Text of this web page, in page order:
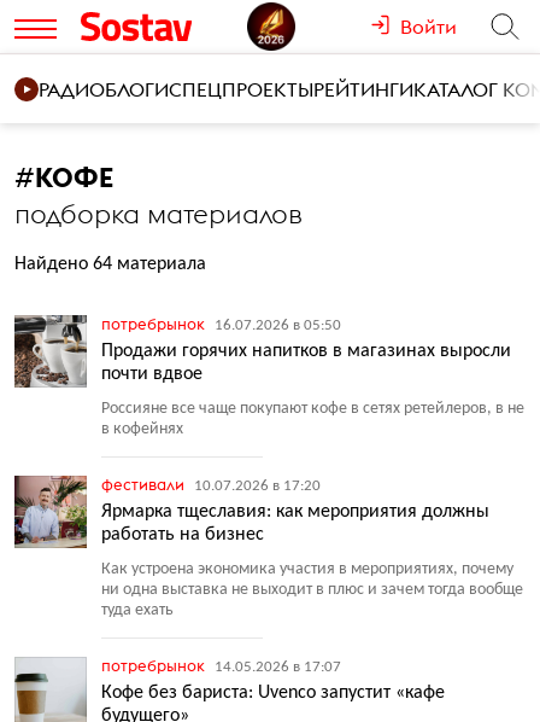
Войти
РАДИОБЛОГИСПЕЦПРОЕКТЫРЕЙТИНГИКАТАЛОГ
#КОФЕ
подборка материалов
Найдено 64 материала
потребрынок 16.07.2026 в 05:50
Продажи горячих напитков в магазинах выросли
почти вдвое
Россияне все чаще покупают кофе в сетях ретейлеров, в не
в кофейнях
фестивали 10.07.2026 в 17:20
Ярмарка тщеславия: как мероприятия должны
работать на бизнес
Как устроена экономика участия в мероприятиях, почему
ни одна выставка не выходит в плюс и зачем тогда вообще
туда ехать
потребрынок 14.05.2026 в 17:07
Кофе без бариста: Uvenco запустит «кафе
будущего»